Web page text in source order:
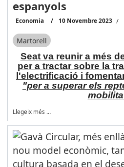
espanyols
Economia 10 Novembre 2023
Martorell
Seat va reunir a més
per a tractar sobre la
l'electrificació i
"per a superar els
Llegeix més …